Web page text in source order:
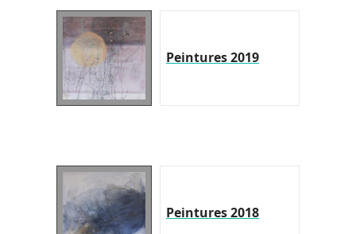
Peintures 2019
Peintures 2018